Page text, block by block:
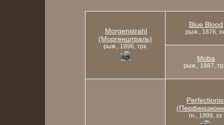
Morgenstrahl
(Моргенштраль)
рыж., 1896, трк.
Blue Blood
рыж., 1876,
Moba
рыж., 1887,
гн., 1899, xx